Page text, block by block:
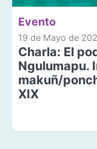
Evento
19 de Mayo de
Charla: El
Ngulumapu.
makuñ/
XIX